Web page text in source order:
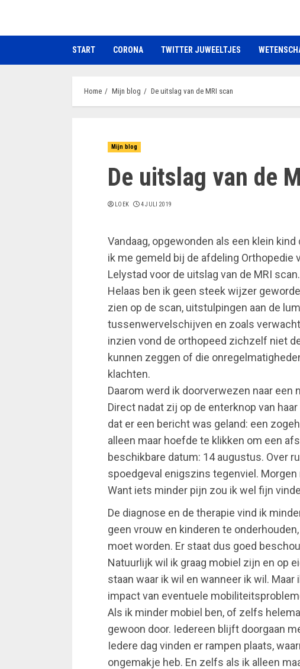
de
START CORONA TWITTER JUWEELTJES
Home Mijn blog De uitslag van de MRI scan
Mijn blog
De uitslag van de
LOEK 4 JULI 2019
Vandaag, opgewonden als een klein
ik me gemeld bij de afdeling Orthopedie
Lelystad voor de uitslag van de MRI scan.
Helaas ben ik geen steek wijzer
zien op de scan, uitstulpingen aan de
tussenwervelschijven en zoals
inzien vond de orthopeed zichzelf niet
kunnen zeggen of die
klachten.
Daarom werd ik doorverwezen naar een
Direct nadat zij op de enterknop van
dat er een bericht was geland: een
alleen maar hoefde te klikken om een
beschikbare datum: 14 augustus. Over
spoedgeval enigszins tegenviel.
Want iets minder pijn zou ik wel fijn
De diagnose en de therapie vind ik
geen vrouw en kinderen te
moet worden. Er staat dus goed
Natuurlijk wil ik graag mobiel zijn en op
staan waar ik wil en wanneer ik wil.
impact van eventuele
Als ik minder mobiel ben, of zelfs
gewoon door. Iedereen blijft doorgaan
Iedere dag vinden er rampen plaats,
ongemakje heb. En zelfs als ik alleen